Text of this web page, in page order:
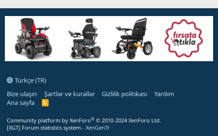
Türkçe (TR)
Bize ulaşın
Şartlar ve kurallar Gizlilik politikası
Yardım
Ana sayfa
R
S
Community platform by XenForo® © 2010-2024 XenForo Ltd.
[XGT] Forum statistics system - XenGenTr